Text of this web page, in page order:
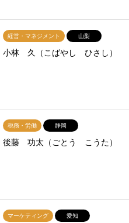
経営・マネジメント 山梨
小林 久（こばやし ひさし）
税務・労働 静岡
後藤 功太（ごとう こうた）
マーケティング 愛知